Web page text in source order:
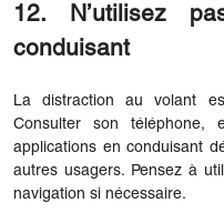
12. N’utilisez
conduisant
La distraction au volant
Consulter son téléphone,
applications en conduisant
autres usagers. Pensez à
navigation si nécessaire.